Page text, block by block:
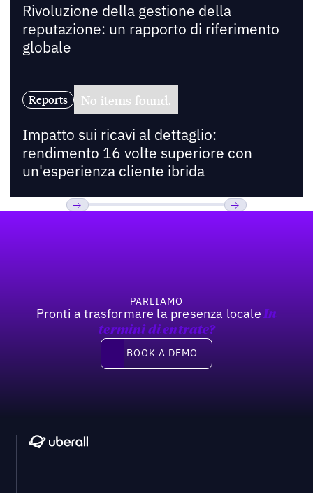
Rivoluzione della gestione della
reputazione: un rapporto di riferimento
globale
Reports No items found.
Impatto sui ricavi al dettaglio:
rendimento 16 volte superiore con
un'esperienza cliente ibrida
PARLIAMO
Pronti a trasformare la presenza locale In
termini di entrate?
Book a demo
BOOK A DEMO